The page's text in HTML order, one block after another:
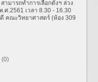
มารถทำการเลือกตั้งฯ ล่วง
.2561 เวลา 8.30 - 16.30
คณะวิทยาศาสตร์ (ห้อง 309